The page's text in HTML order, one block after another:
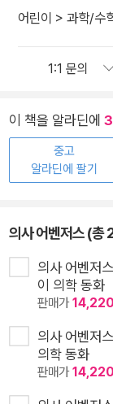
어린이 > 과학/수
이 책을 알라딘에
중고
알라딘에 팔기
의사 어벤저스 (총
의사 어벤저
이 의학 동화
판매가14,220
의사 어벤저
의학 동화
판매가14,220